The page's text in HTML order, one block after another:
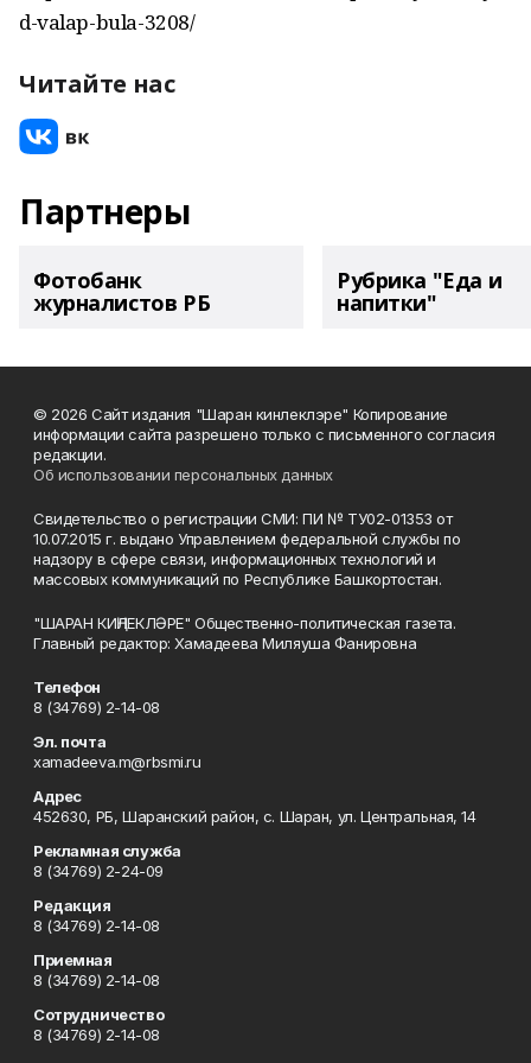
d-valap-bula-3208/
Читайте нас
Партнеры
Фотобанк
журналистов РБ
Рубрика "Еда и
напитки"
© 2026 Сайт издания "Шаран кинлеклэре" Копирование
информации сайта разрешено только с письменного согласия
редакции.
Об использовании персональных данных
Свидетельство о регистрации СМИ: ПИ № ТУ02-01353 от
10.07.2015 г. выдано Управлением федеральной службы по
надзору в сфере связи, информационных технологий и
массовых коммуникаций по Республике Башкортостан.
"ШАРАН КИҢЛЕКЛӘРЕ" Общественно-политическая газета.
Главный редактор: Хамадеева Миляуша Фанировна
Телефон
8 (34769) 2-14-08
Эл. почта
xamadeeva.m@rbsmi.ru
Адрес
452630, РБ, Шаранский район, с. Шаран, ул. Центральная, 14
Рекламная служба
8 (34769) 2-24-09
Редакция
8 (34769) 2-14-08
Приемная
8 (34769) 2-14-08
Сотрудничество
8 (34769) 2-14-08